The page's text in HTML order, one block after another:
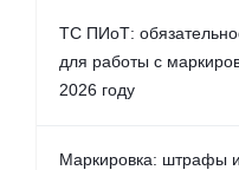
ТС ПИоТ:
для работы с
2026 году
Маркировка: штрафы